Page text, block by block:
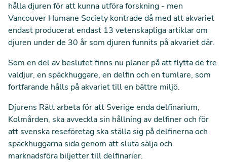
hålla djuren för att kunna utföra forskning - men
Vancouver Humane Society kontrade då med att akvariet
endast producerat endast 13 vetenskapliga artiklar om
djuren under de 30 år som djuren funnits på akvariet där.
Som en del av beslutet finns nu planer på att flytta de tre
valdjur, en späckhuggare, en delfin och en tumlare, som
fortfarande hålls på akvariet till en bättre miljö.
Djurens Rätt arbeta för att Sverige enda delfinarium,
Kolmården, ska avveckla sin hållning av delfiner och för
att svenska reseföretag ska ställa sig på delfinerna och
späckhuggarna sida genom att sluta sälja och
marknadsföra biljetter till delfinarier.